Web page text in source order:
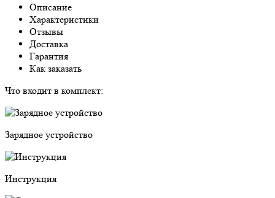
Описание
Характеристики
Отзывы
Доставка
Гарантия
Как заказать
Что входит в комплект:
Зарядное устройство
Инструкция